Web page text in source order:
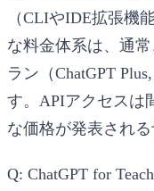
（CLIやIDE拡張機
な料金体系は、通
ラン（ChatGPT
す。APIアクセスは
な価格が発表される
Q: ChatGPT for